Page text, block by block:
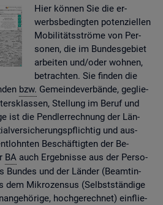
Hier kön­nen Sie die er­
werbs­be­ding­ten po­ten­zi­el­len
Mo­bi­li­täts­strö­me von Per­
so­nen, die im Bun­des­ge­biet
ar­bei­ten und/oder woh­nen,
be­trach­ten. Sie fin­den die
bzw. Ge­mein­de­ver­bän­de, ge­glie­
Stel­lung im Beruf und
ist die Pend­ler­rech­nung der Län­
und aus­
Be­schäf­tig­ten der Be­
BA auch Er­geb­nis­se aus der Per­so­
Bun­des und der Län­der (Be­am­tin­
dem Mi­kro­zen­sus (Selbst­stän­di­ge
hoch­ge­rech­net) ein­flie­